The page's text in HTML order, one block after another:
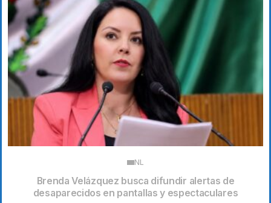
NL
Brenda Velázquez busca difundir alertas de
desaparecidos en pantallas y espectaculares